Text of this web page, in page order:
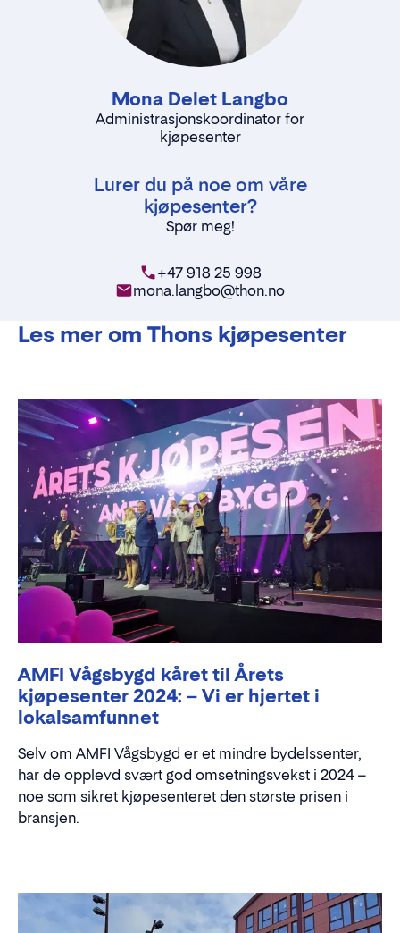
Lurer du på noe om våre
kjøpesenter?
Spør meg!
Mona Delet Langbo
Administrasjonskoordinator for
kjøpesenter
+47 918 25 998
mona.langbo@thon.no
Les mer om Thons kjøpesenter
AMFI Vågsbygd kåret til Årets
kjøpesenter 2024: – Vi er hjertet i
lokalsamfunnet
Selv om AMFI Vågsbygd er et mindre bydelssenter,
har de opplevd svært god omsetningsvekst i 2024 –
noe som sikret kjøpesenteret den største prisen i
bransjen.